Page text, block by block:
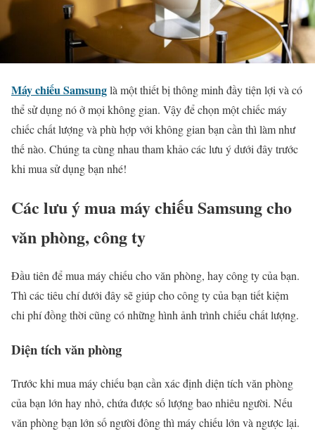
Máy chiếuSamsunglà một thiết bị thông minh đầy tiện lợi và có
thể sử dụng nó ở mọi không gian. Vậy để chọn một chiếc máy
chiếc chất lượng và phù hợp với không gian bạn cần thì làm như
thế nào. Chúng ta cùng nhau tham khảo các lưu ý dưới đây trước
khi mua sử dụng bạn nhé!
Các lưu ý mua máy chiếu Samsung cho
văn phòng, công ty
Đầu tiên để mua máy chiếu cho văn phòng, hay công ty của bạn.
Thì các tiêu chí dưới đây sẽ giúp cho công ty của bạn tiết kiệm
chi phí đồng thời cũng có những hình ảnh trình chiếu chất lượng.
Diện tích văn phòng
Trước khi mua máy chiếu bạn cần xác định diện tích văn phòng
của bạn lớn hay nhỏ, chứa được số lượng bao nhiêu người. Nếu
văn phòng bạn lớn số người đông thì máy chiếu lớn và ngược lại.